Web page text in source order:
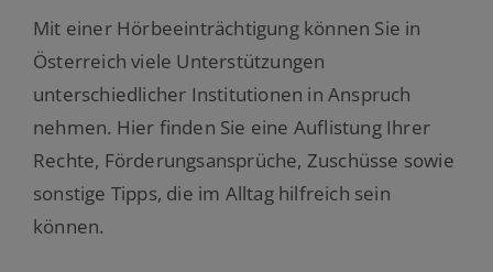
Mit einer Hörbeeinträchtigung können Sie in
Österreich viele Unterstützungen
unterschiedlicher Institutionen in Anspruch
nehmen. Hier finden Sie eine Auflistung Ihrer
Rechte, Förderungsansprüche, Zuschüsse sowie
sonstige Tipps, die im Alltag hilfreich sein
können.